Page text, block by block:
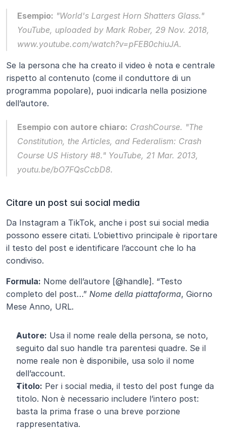
Esempio:
YouTube, uploaded by Mark Rober, 29 Nov. 2018,
www.youtube.com/watch?v=pFEB0chiuJA.
Se la persona che ha creato il video è nota e centrale
rispetto al contenuto (come il conduttore di un
programma popolare), puoi indicarla nella posizione
dell’autore.
Esempio con autore chiaro: CrashCourse. "The
Constitution, the Articles, and Federalism: Crash
Course US History #8." YouTube, 21 Mar. 2013,
youtu.be/bO7FQsCcbD8.
Citare un post sui social media
Da Instagram a TikTok, anche i post sui social media
possono essere citati. L’obiettivo principale è riportare
il testo del post e identificare l’account che lo ha
condiviso.
Formula: Nome dell’autore [@handle]. “Testo
completo del post…” Nome della piattaforma, Giorno
Mese Anno, URL.
Autore: Usa il nome reale della persona, se noto,
seguito dal suo handle tra parentesi quadre. Se il
nome reale non è disponibile, usa solo il nome
dell’account.
Titolo: Per i social media, il testo del post funge da
titolo. Non è necessario includere l’intero post:
basta la prima frase o una breve porzione
rappresentativa.